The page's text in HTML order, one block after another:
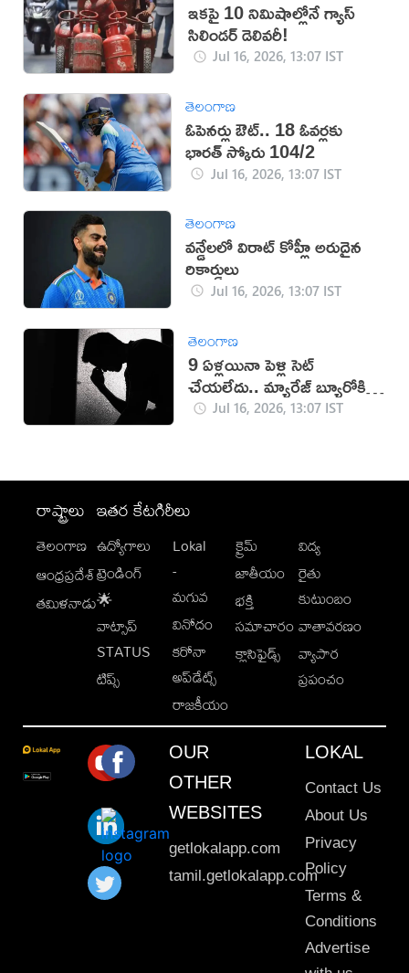
ఇకపై 10 నిమిషాల్లోనే గ్యాస్
సిలిండర్ డెలివరీ!
Jul 16, 2026, 13:07 IST
తెలంగాణ
ఓపెనర్లు ఔట్‌.. 18 ఓవర్లకు
భారత్‌ స్కోరు 104/2
Jul 16, 2026, 13:07 IST
తెలంగాణ
వన్డేలలో విరాట్ కోహ్లీ అరుదైన
రికార్డులు
Jul 16, 2026, 13:07 IST
తెలంగాణ
9 ఏళ్లయినా పెళ్లి సెట్
చేయలేదు.. మ్యారేజ్ బ్యూరోకి
జరిమానా
Jul 16, 2026, 13:07 IST
రాష్ట్రాలు
తెలంగాణ
ఆంధ్రప్రదేశ్
తమిళనాడు
ఇతర కేటగిరీలు
ఉద్యోగాలు
ట్రెండింగ్
🌟
వాట్సాప్
STATUS
టిప్స్
Lokal
-
మగువ
వినోదం
కరోనా
అప్‌డేట్స్
రాజకీయం
క్రైమ్
జాతీయం
భక్తి
సమాచారం
క్లాసిఫైడ్స్
విద్య
రైతు
కుటుంబం
వాతావరణం
వ్యాపార
ప్రపంచం
OUR
OTHER
WEBSITES
getlokalapp.com
tamil.getlokalapp.com
LOKAL
Contact Us
About Us
Privacy
Policy
Terms &
Conditions
Advertise